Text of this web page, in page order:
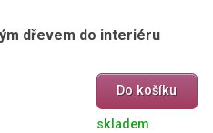
dřevem do interiéru
Do košíku
skladem